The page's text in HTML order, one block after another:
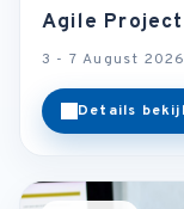
Agile Project
3 - 7 August 2026
Details